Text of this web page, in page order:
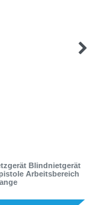
Blindnietgerät
Arbeitsbereich